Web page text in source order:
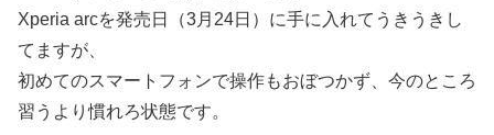
Xperia arcを発売日（3月24日）に手に入れてうきうきし
てますが、
初めてのスマートフォンで操作もおぼつかず、今のところ
習うより慣れろ状態です。